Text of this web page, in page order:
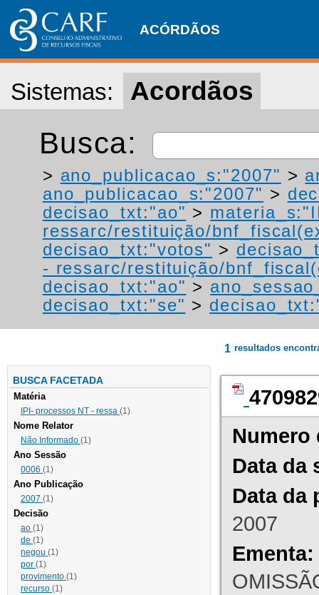
ACÓRDÃOS
Sistemas: Acordãos
Busca:
> ano_publicacao_s:"2007" >
ano_publicacao_s:"2007" >
decisao_txt:"ao" >
ressarc/restituição/
decisao_txt:"votos" >
- ressarc/restituição/
decisao_txt:"ao" >
decisao_txt:"se" >
BUSCA FACETADA
Matéria
IPI- processos NT - ressa (1)
Nome Relator
Não Informado (1)
Ano Sessão
0006 (1)
Ano Publicação
2007 (1)
Decisão
ao (1)
de (1)
negou (1)
por (1)
provimento (1)
recurso (1)
1 resultados
Numero
Data da
Data da
2007
Ementa: